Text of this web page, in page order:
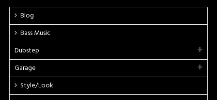
Blog
Bass Music
Dubstep
Garage
Style/Look